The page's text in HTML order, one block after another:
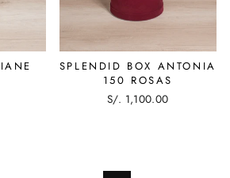
SPLENDID BOX ANTONIA
150 ROSAS
S/. 1,100.00